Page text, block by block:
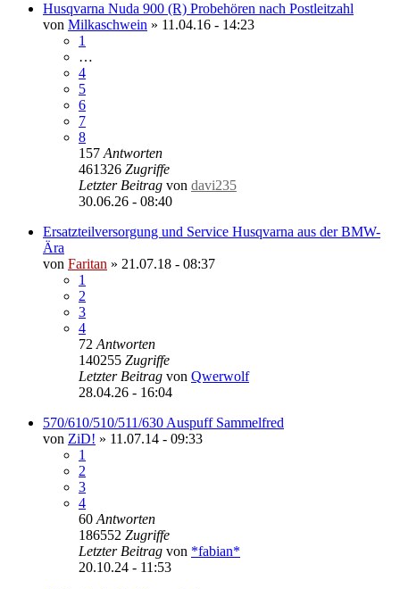
Husqvarna Nuda 900 (R) Probehören nach Postleitzahl
von Milkaschwein » 11.04.16 - 14:23
1
…
4
5
6
7
8
157 Antworten
461326 Zugriffe
Letzter Beitrag von davi235
30.06.26 - 08:40
Ersatzteilversorgung und Service Husqvarna aus der BMW-
Ära
von Faritan » 21.07.18 - 08:37
1
2
3
4
72 Antworten
140255 Zugriffe
Letzter Beitrag von Qwerwolf
28.04.26 - 16:04
570/610/510/511/630 Auspuff Sammelfred
von ZiD! » 11.07.14 - 09:33
1
2
3
4
60 Antworten
186552 Zugriffe
Letzter Beitrag von *fabian*
20.10.24 - 11:53